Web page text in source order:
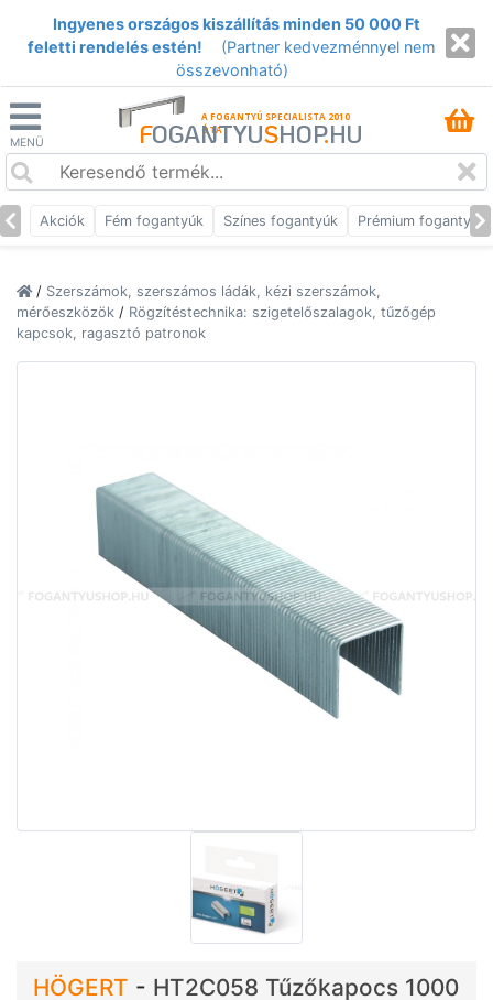
Ingyenes országos kiszállítás minden 50 000 Ft
feletti rendelés estén!
(Partner kedvezménnyel nem
összevonható)
MENÜ
A FOGANTYÚ SPECIALISTA 2010
ÓTA
FOGANTYUSHOP.HU
Akciók Fém fogantyúk Színes fogantyúk Prémium fogantyúk
/ Szerszámok, szerszámos ládák, kézi szerszámok,
mérőeszközök / Rögzítéstechnika: szigetelőszalagok, tűzőgép
kapcsok, ragasztó patronok
HÖGERT - HT2C058 Tűzőkapocs 1000